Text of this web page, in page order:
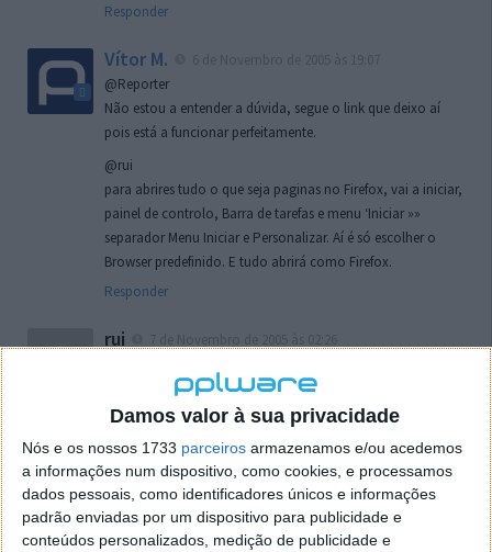
Damos valor à sua privacidade
Nós e os nossos 1733 parceiros armazenamos e/ou acedemos
a informações num dispositivo, como cookies, e processamos
dados pessoais, como identificadores únicos e informações
padrão enviadas por um dispositivo para publicidade e
conteúdos personalizados, medição de publicidade e
Responder
Vítor M.
@Reporter
Não estou a entender a dúvida, segue o link que deixo aí
pois está a funcionar perfeitamente.
@rui
para abrires tudo o que seja paginas no Firefox, vai a iniciar,
painel de controlo, Barra de tarefas e menu ‘Iniciar »»
separador Menu Iniciar e Personalizar. Aí é só escolher o
Browser predefinido. E tudo abrirá como Firefox.
Responder
rui
localizaçao referida n se encontra la nada k me permita por
o firefox como browser predefenido
Ja percorri o painel
tentei apagar o explorer na tentativa de forçar o uso do
firefox mas em vao. Kaso te lembres de outra dica fico
agradecido, caso contrario obrigado a mesma
Responder